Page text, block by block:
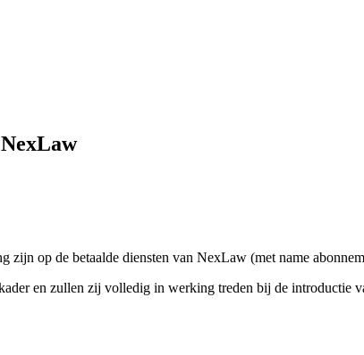
op de betaalde diensten van NexLaw (met name
en zullen zij volledig in werking treden bij de introductie